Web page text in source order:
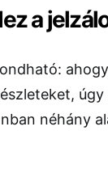
a
néhány